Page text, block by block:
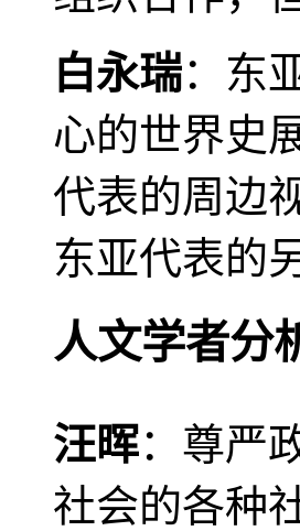
白永瑞：东
心的世界史
代表的周边
东亚代表的
人文学者分
汪晖：尊严
社会的各种